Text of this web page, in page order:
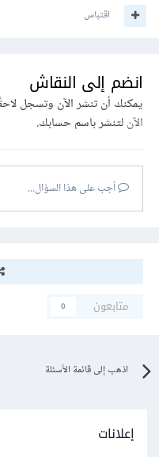
اقتباس
انضم إلى النقاش
يمكنك أن تنشر الآن وتسجل
الآنلتنشر باسم حسابك.
أجب على هذا السؤال...
متابعون
0
اذهب إلى قائمة الأسئلة
إعلانات